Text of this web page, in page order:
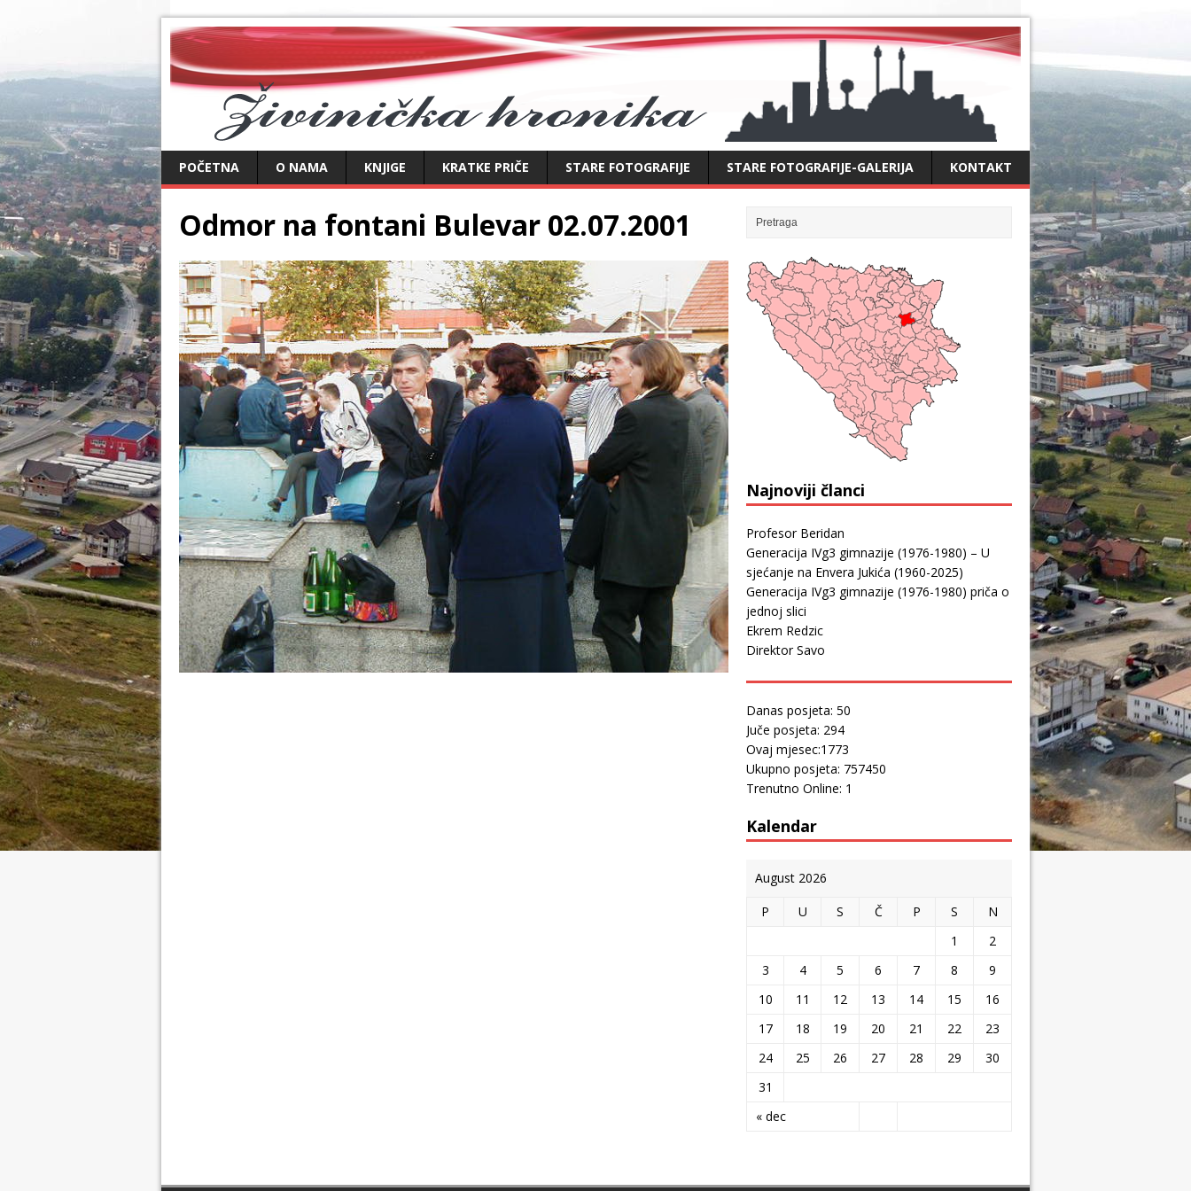
POČETNA O NAMA KNJIGE KRATKE PRIČE STARE FOTOGRAFIJE STARE FOTOGRAFIJE-GALERIJA KONTAKT
Odmor na fontani Bulevar 02.07.2001
Najnoviji članci
Profesor Beridan
Generacija IVg3 gimnazije (1976-1980) – U
sjećanje na Envera Jukića (1960-2025)
Generacija IVg3 gimnazije (1976-1980) priča o
jednoj slici
Ekrem Redzic
Direktor Savo
Danas posjeta: 50
Juče posjeta: 294
Ovaj mjesec:1773
Ukupno posjeta: 757450
Trenutno Online: 1
Kalendar
August 2026
P
U S Č P S N
« dec
1
2
3
4 5 6 7 8
9
10
11 12 13 14 15
16
17
18 19 20 21 22
23
24
25 26 27 28 29
30
31